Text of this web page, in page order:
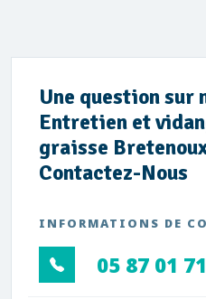
Une question sur
Entretien et
graisse
Contactez-Nous
INFORMATIONS DE
05 87 01